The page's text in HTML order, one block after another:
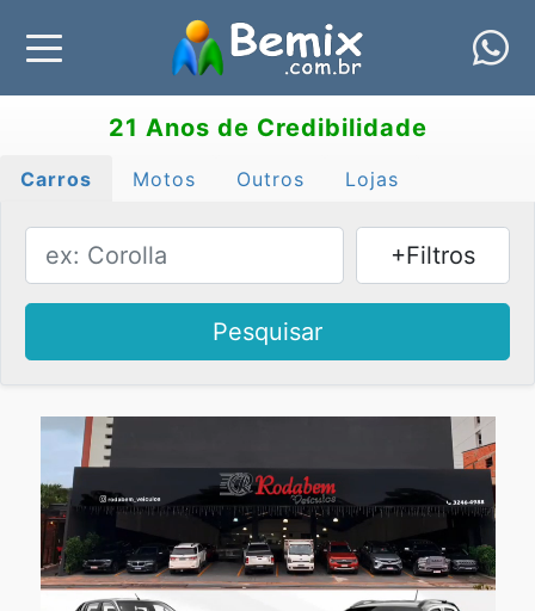
21 Anos de Credibilidade
Carros Motos Outros Lojas
+Filtros
Pesquisar